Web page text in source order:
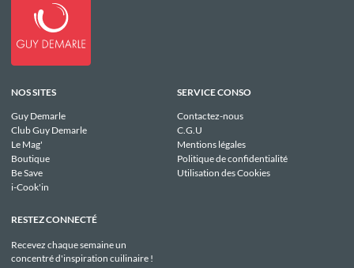
NOS SITES
Guy Demarle
Club Guy Demarle
Le Mag'
Boutique
Be Save
i-Cook'in
SERVICE CONSO
Contactez-nous
C.G.U
Mentions légales
Politique de confidentialité
Utilisation des Cookies
RESTEZ CONNECTÉ
Recevez chaque semaine un
concentré d'inspiration cuilinaire !